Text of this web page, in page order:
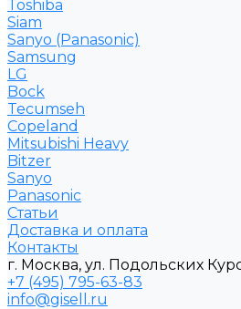
Toshiba
Siam
Sanyo (Panasonic)
Samsung
LG
Bock
Tecumseh
Copeland
Mitsubishi Heavy
Bitzer
Sanyo
Рanasonic
Статьи
Доставка и оплата
Контакты
г. Москва, ул. Подольских
+7 (495) 795-63-83
info@gisell.ru